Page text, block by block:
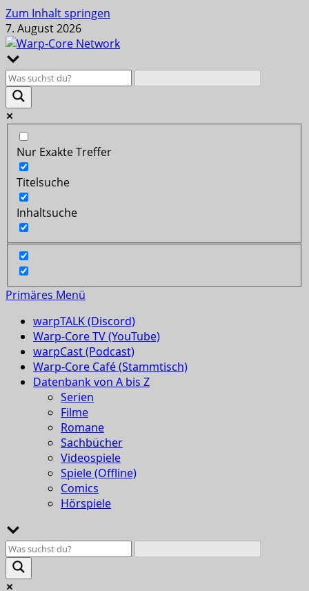
Zum Inhalt springen
7. August 2026
Nur Exakte Treffer
Titelsuche
Inhaltsuche
Primäres Menü
warpTALK (Discord)
Warp-Core TV (YouTube)
warpCast (Podcast)
Warp-Core Café (Stammtisch)
Datenbank von A bis Z
Serien
Filme
Romane
Sachbücher
Videospiele
Spiele (Offline)
Comics
Hörspiele